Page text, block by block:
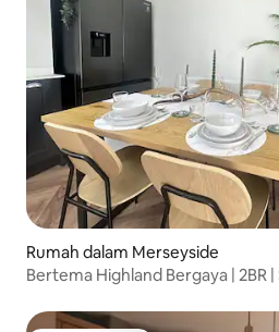
Rumah dalam Merseyside
Bertema Highland Bergaya | 2BR